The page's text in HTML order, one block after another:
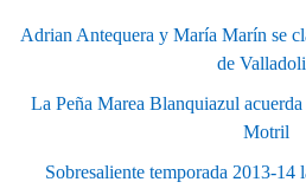
Adrian Antequera y María Marín se
de
La Peña Marea Blanquiazul
Motril
Sobresaliente temporada 2013-14